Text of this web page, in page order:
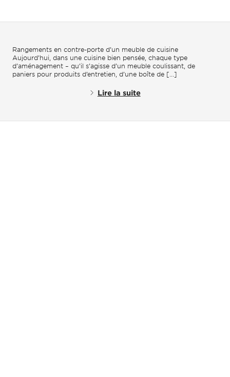
Rangements en contre-porte d’un meuble de cuisine
Aujourd’hui, dans une cuisine bien pensée, chaque type
d’aménagement – qu’il s’agisse d’un meuble coulissant, de
paniers pour produits d’entretien, d’une boîte de [...]
Lire la suite